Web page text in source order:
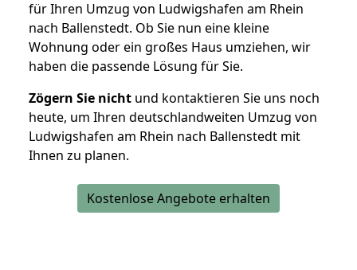
für Ihren Umzug von Ludwigshafen am Rhein
nach Ballenstedt. Ob Sie nun eine kleine
Wohnung oder ein großes Haus umziehen, wir
haben die passende Lösung für Sie.
Zögern Sie nicht und kontaktieren Sie uns noch
heute, um Ihren deutschlandweiten Umzug von
Ludwigshafen am Rhein nach Ballenstedt mit
Ihnen zu planen.
Kostenlose Angebote erhalten